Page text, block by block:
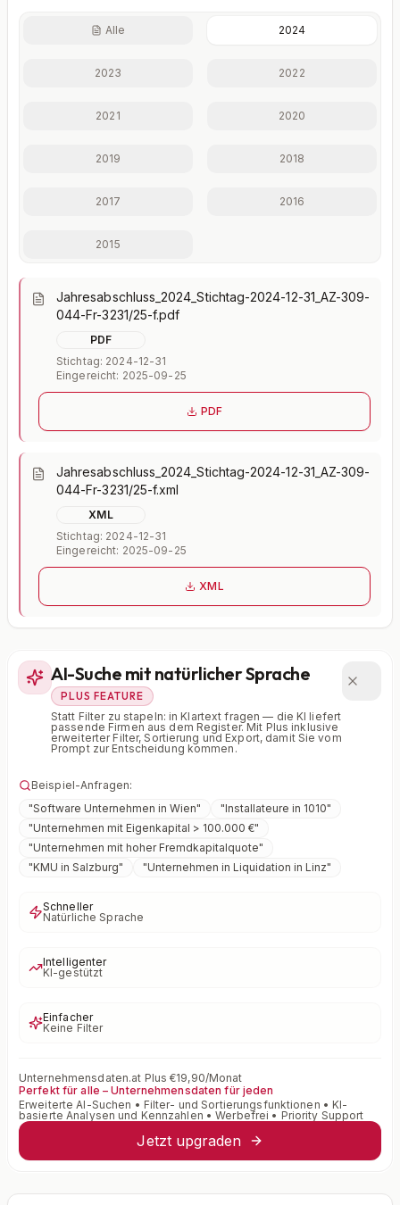
Alle 2024
2023 2022
2021 2020
2019 2018
2017 2016
2015
Jahresabschluss_2024_Stichtag-2024-12-31_AZ-309-
044-Fr-3231/25-f.pdf
PDF
Stichtag: 2024-12-31
Eingereicht: 2025-09-25
PDF
Jahresabschluss_2024_Stichtag-2024-12-31_AZ-309-
044-Fr-3231/25-f.xml
XML
Stichtag: 2024-12-31
Eingereicht: 2025-09-25
XML
AI-Suche mit natürlicher Sprache
PLUS FEATURE
Statt Filter zu stapeln: in Klartext fragen — die KI liefert
passende Firmen aus dem Register. Mit Plus inklusive
erweiterter Filter, Sortierung und Export, damit Sie vom
Prompt zur Entscheidung kommen.
Beispiel-Anfragen:
"Software Unternehmen in Wien" "Installateure in 1010"
"Unternehmen mit Eigenkapital > 100.000 €"
"Unternehmen mit hoher Fremdkapitalquote"
"KMU in Salzburg" "Unternehmen in Liquidation in Linz"
Schneller
Natürliche Sprache
Intelligenter
KI-gestützt
Einfacher
Keine Filter
Unternehmensdaten.at Plus €19,90/Monat
Perfekt für alle – Unternehmensdaten für jeden
Erweiterte AI-Suchen • Filter- und Sortierungsfunktionen • KI-
basierte Analysen und Kennzahlen • Werbefrei • Priority Support
Jetzt upgraden